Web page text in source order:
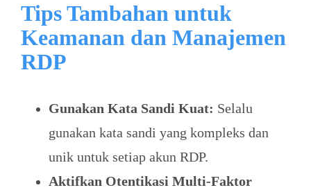
Tips Tambahan untuk
Keamanan dan Manajemen
RDP
Gunakan Kata Sandi Kuat: Selalu
gunakan kata sandi yang kompleks dan
unik untuk setiap akun RDP.
Aktifkan Otentikasi Multi-Faktor